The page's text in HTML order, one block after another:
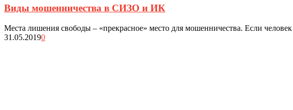
Виды мошенничества в СИЗО и ИК
Места лишения свободы – «прекрасное» место для мошенничества. Если
31.05.20190